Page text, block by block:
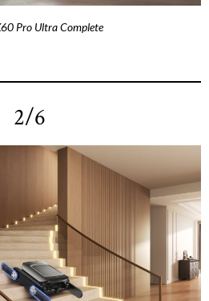
Pro Ultra Complete
2/6